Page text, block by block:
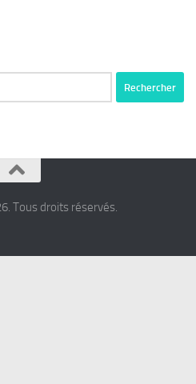
Tous droits réservés.